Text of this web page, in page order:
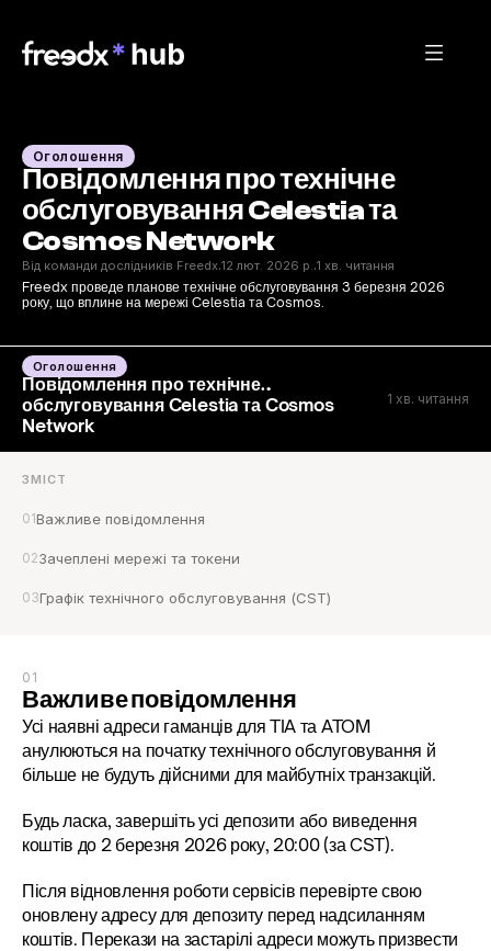
Оголошення
Повідомлення про технічне
обслуговування Celestia та
Cosmos Network
Від команди дослідників Freedx·12 лют. 2026 р.·1 хв. читання
Freedx проведе планове технічне обслуговування 3 березня 2026
року, що вплине на мережі Celestia та Cosmos.
Оголошення
Повідомлення про технічне
обслуговування Celestia та Cosmos
Network
1 хв. читання
ЗМІСТ
01Важливе повідомлення
02Зачеплені мережі та токени
03Графік технічного обслуговування (CST)
01
Важливе повідомлення
Усі наявні адреси гаманців для TIA та ATOM
анулюються на початку технічного обслуговування й
більше не будуть дійсними для майбутніх транзакцій.
Будь ласка, завершіть усі депозити або виведення
коштів до 2 березня 2026 року, 20:00 (за CST).
Після відновлення роботи сервісів перевірте свою
оновлену адресу для депозиту перед надсиланням
коштів. Перекази на застарілі адреси можуть призвести